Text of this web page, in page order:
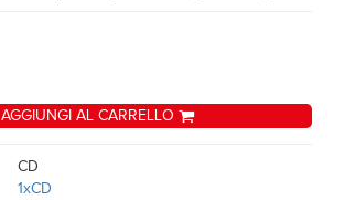
AGGIUNGI AL CARRELLO
CD
1xCD